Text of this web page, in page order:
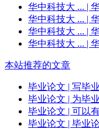
华中科技大 ... |
华中科技大 ... |
华中科技大 ... |
华中科技大 ... |
本站推荐的文章
毕业论文 | 写毕
毕业论文 | 为毕
毕业论文 | 可以
毕业论文 | 毕业